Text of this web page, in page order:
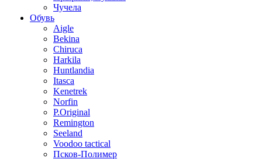
Чучела
Обувь
Aigle
Bekina
Chiruсa
Harkila
Huntlandia
Itasca
Kenetrek
Norfin
P.Original
Remington
Seeland
Voodoo tactical
Псков-Полимер